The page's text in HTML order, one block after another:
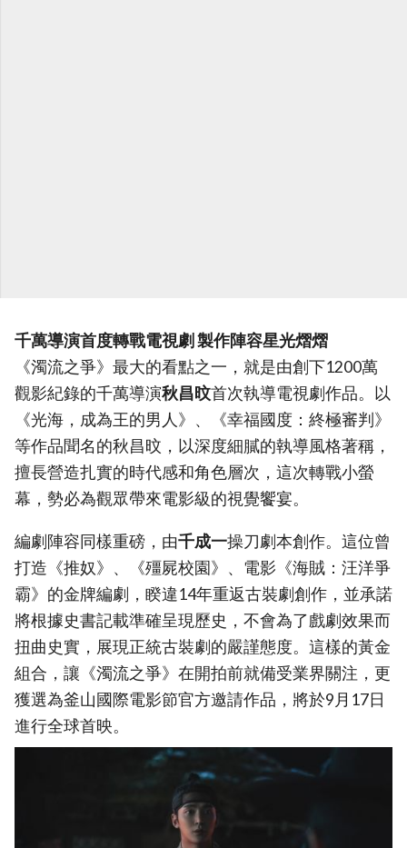
千萬導演首度轉戰電視劇 製作陣容星光熠熠
《濁流之爭》最大的看點之一，就是由創下1200萬
觀影紀錄的千萬導演秋昌旼首次執導電視劇作品。以
《光海，成為王的男人》、《幸福國度：終極審判》
等作品聞名的秋昌旼，以深度細膩的執導風格著稱，
擅長營造扎實的時代感和角色層次，這次轉戰小螢
幕，勢必為觀眾帶來電影級的視覺饗宴。
編劇陣容同樣重磅，由千成一操刀劇本創作。這位曾
打造《推奴》、《殭屍校園》、電影《海賊：汪洋爭
霸》的金牌編劇，睽違14年重返古裝劇創作，並承諾
將根據史書記載準確呈現歷史，不會為了戲劇效果而
扭曲史實，展現正統古裝劇的嚴謹態度。這樣的黃金
組合，讓《濁流之爭》在開拍前就備受業界關注，更
獲選為釜山國際電影節官方邀請作品，將於9月17日
進行全球首映。